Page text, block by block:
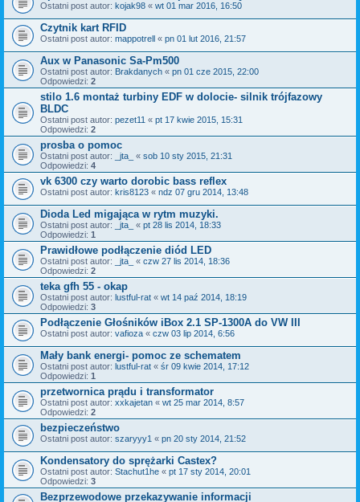
Ostatni post autor: kojak98 « wt 01 mar 2016, 16:50
Czytnik kart RFID
Ostatni post autor: mappotrell « pn 01 lut 2016, 21:57
Aux w Panasonic Sa-Pm500
Ostatni post autor: Brakdanych « pn 01 cze 2015, 22:00
Odpowiedzi: 2
stilo 1.6 montaż turbiny EDF w dolocie- silnik trójfazowy
BLDC
Ostatni post autor: pezet11 « pt 17 kwie 2015, 15:31
Odpowiedzi: 2
prosba o pomoc
Ostatni post autor: _jta_ « sob 10 sty 2015, 21:31
Odpowiedzi: 4
vk 6300 czy warto dorobic bass reflex
Ostatni post autor: kris8123 « ndz 07 gru 2014, 13:48
Dioda Led migająca w rytm muzyki.
Ostatni post autor: _jta_ « pt 28 lis 2014, 18:33
Odpowiedzi: 1
Prawidłowe podłączenie diód LED
Ostatni post autor: _jta_ « czw 27 lis 2014, 18:36
Odpowiedzi: 2
teka gfh 55 - okap
Ostatni post autor: lustful-rat « wt 14 paź 2014, 18:19
Odpowiedzi: 3
Podłączenie Głośników iBox 2.1 SP-1300A do VW III
Ostatni post autor: vafioza « czw 03 lip 2014, 6:56
Mały bank energi- pomoc ze schematem
Ostatni post autor: lustful-rat « śr 09 kwie 2014, 17:12
Odpowiedzi: 1
przetwornica prądu i transformator
Ostatni post autor: xxkajetan « wt 25 mar 2014, 8:57
Odpowiedzi: 2
bezpieczeństwo
Ostatni post autor: szaryyy1 « pn 20 sty 2014, 21:52
Kondensatory do sprężarki Castex?
Ostatni post autor: Stachut1he « pt 17 sty 2014, 20:01
Odpowiedzi: 3
Bezprzewodowe przekazywanie informacji